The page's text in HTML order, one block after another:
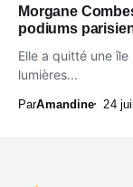
Morgane
podiums
Elle a quitté une
lumières...
ParAmandine 24